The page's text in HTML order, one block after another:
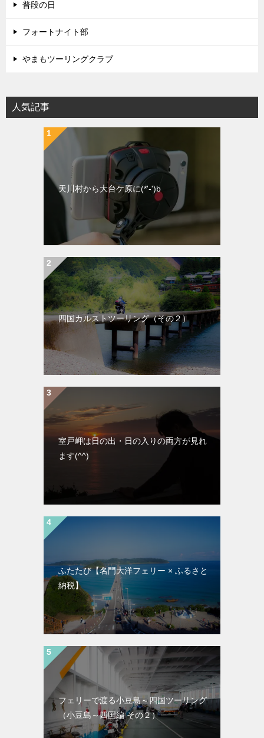
普段の日
フォートナイト部
やまもツーリングクラブ
人気記事
天川村から大台ケ原に(*'-')b
四国カルストツーリング（その２）
室戸岬は日の出・日の入りの両方が見れ
ます(^^)
ふたたび【名門大洋フェリー × ふるさと
納税】
フェリーで渡る小豆島～四国ツーリング
（小豆島～四国編 その２）